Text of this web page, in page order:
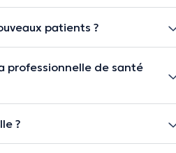
patients ?
professionnelle de santé
?